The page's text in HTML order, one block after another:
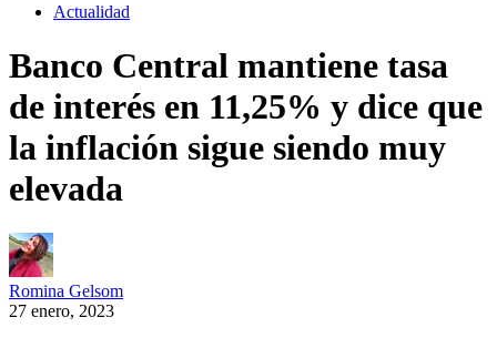
Actualidad
Banco Central mantiene tasa
de interés en 11,25% y dice que
la inflación sigue siendo muy
elevada
Romina Gelsom
27 enero, 2023